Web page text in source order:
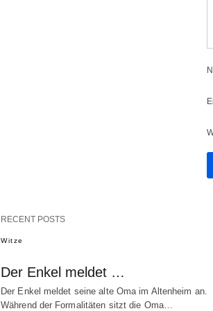
RECENT POSTS
Witze
Der Enkel meldet …
Der Enkel meldet seine alte Oma im Altenheim an.
Während der Formalitäten sitzt die Oma…